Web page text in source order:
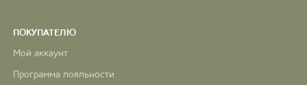
ПОКУПАТЕЛЮ
Мой аккаунт
Программа лояльности